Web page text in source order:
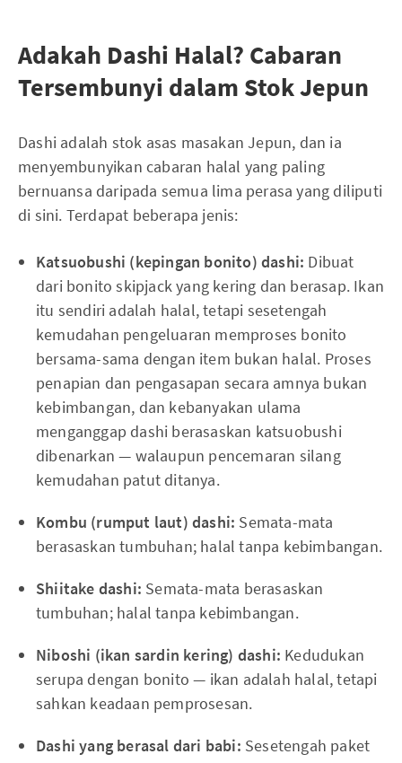
Adakah Dashi Halal? Cabaran
Tersembunyi dalam Stok Jepun
Dashi adalah stok asas masakan Jepun, dan ia
menyembunyikan cabaran halal yang paling
bernuansa daripada semua lima perasa yang diliputi
di sini. Terdapat beberapa jenis:
Katsuobushi (kepingan bonito) dashi: Dibuat
dari bonito skipjack yang kering dan berasap. Ikan
itu sendiri adalah halal, tetapi sesetengah
kemudahan pengeluaran memproses bonito
bersama-sama dengan item bukan halal. Proses
penapian dan pengasapan secara amnya bukan
kebimbangan, dan kebanyakan ulama
menganggap dashi berasaskan katsuobushi
dibenarkan — walaupun pencemaran silang
kemudahan patut ditanya.
Kombu (rumput laut) dashi: Semata-mata
berasaskan tumbuhan; halal tanpa kebimbangan.
Shiitake dashi: Semata-mata berasaskan
tumbuhan; halal tanpa kebimbangan.
Niboshi (ikan sardin kering) dashi: Kedudukan
serupa dengan bonito — ikan adalah halal, tetapi
sahkan keadaan pemprosesan.
Dashi yang berasal dari babi: Sesetengah paket